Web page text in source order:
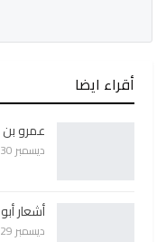
أقراء ايضا
عمرو
ديسمبر 30, 2024
أشعار
ديسمبر 29, 2024